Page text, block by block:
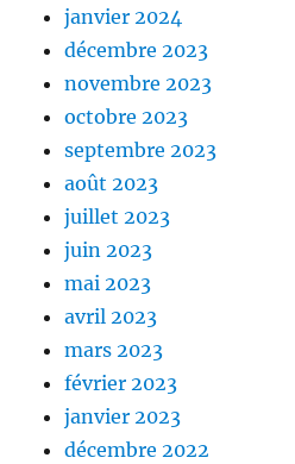
janvier 2024
décembre 2023
novembre 2023
octobre 2023
septembre 2023
août 2023
juillet 2023
juin 2023
mai 2023
avril 2023
mars 2023
février 2023
janvier 2023
décembre 2022